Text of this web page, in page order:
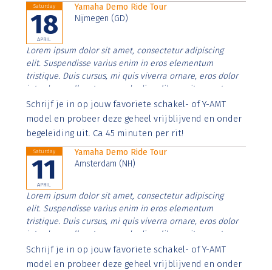
Saturday
18
APRIL
Yamaha Demo Ride Tour
Nijmegen (GD)
Lorem ipsum dolor sit amet, consectetur adipiscing
elit. Suspendisse varius enim in eros elementum
tristique. Duis cursus, mi quis viverra ornare, eros dolor
interdum nulla, ut commodo diam libero vitae erat.
Aenean faucibus nibh et justo cursus id rutrum lorem
imperdiet. Nunc ut sem vitae risus tristique posuere.
Schrijf je in op jouw favoriete schakel- of Y-AMT
model en probeer deze geheel vrijblijvend en onder
begeleiding uit. Ca 45 minuten per rit!
Saturday
11
APRIL
Yamaha Demo Ride Tour
Amsterdam (NH)
Lorem ipsum dolor sit amet, consectetur adipiscing
elit. Suspendisse varius enim in eros elementum
tristique. Duis cursus, mi quis viverra ornare, eros dolor
interdum nulla, ut commodo diam libero vitae erat.
Aenean faucibus nibh et justo cursus id rutrum lorem
imperdiet. Nunc ut sem vitae risus tristique posuere.
Schrijf je in op jouw favoriete schakel- of Y-AMT
model en probeer deze geheel vrijblijvend en onder